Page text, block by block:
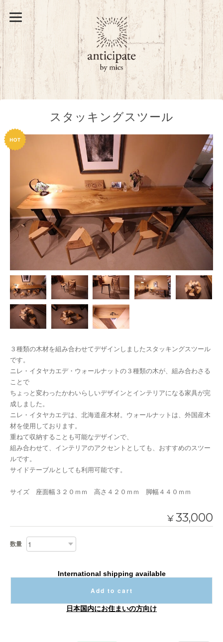
スタッキングスツール
３種類の木材を組み合わせてデザインしましたスタッキングスツール
です。
ニレ・イタヤカエデ・ウォールナットの３種類の木が、組み合わさる
ことで
ちょっと変わったかわいらしいデザインとインテリアになる家具が完
成しました。
ニレ・イタヤカエデは、北海道産木材。ウォールナットは、外国産木
材を使用しております。
重ねて収納することも可能なデザインで、
組み合わせて、インテリアのアクセントとしても、おすすめのスツー
ルです。
サイドテーブルとしても利用可能です。
サイズ 座面幅３２０ｍｍ 高さ４２０ｍｍ 脚幅４４０ｍｍ
¥33,000
数量
International shipping available
Add to cart
日本国内にお住まいの方向け